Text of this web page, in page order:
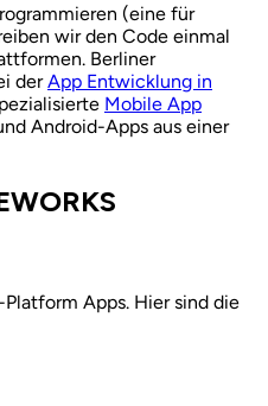
(eine für
wir den Code einmal
Berliner
der App Entwicklung in
Mobile App
Android-Apps aus einer
Apps. Hier sind die